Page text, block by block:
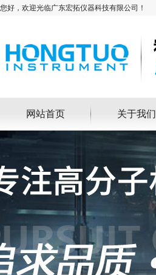
您好，欢迎光临广东宏拓仪器科技有限公司！
网站首页 关于我们